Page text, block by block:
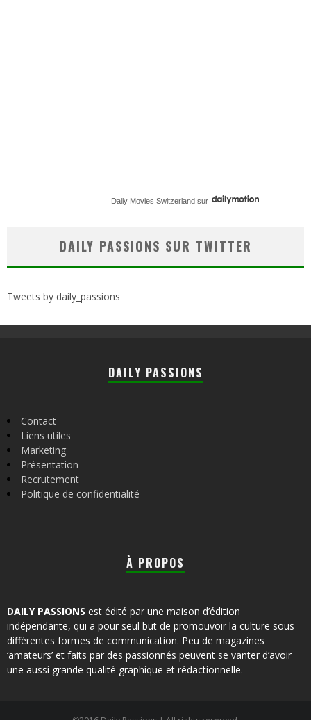
Daily Movies Switzerland sur
DAILY PASSIONS SUR TWITTER
Tweets by daily_passions
DAILY PASSIONS
Contact
Liens utiles
Marketing
Présentation
Recrutement
Politique de confidentialité
À PROPOS
DAILY PASSIONS est édité par une maison d’édition
indépendante, qui a pour seul but de promouvoir la culture sous
différentes formes de communication. Peu de magazines
‘amateurs’ et faits par des passionnés peuvent se vanter d’avoir
une aussi grande qualité graphique et rédactionnelle.